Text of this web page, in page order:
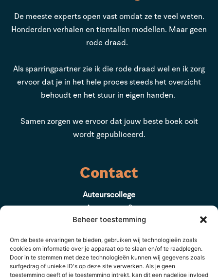
Beheer toestemming
Om de beste ervaringen te bieden, gebruiken wij technologieën zoals
cookies om informatie over je apparaat op te slaan en/of te raadplegen.
Door in te stemmen met deze technologieën kunnen wij gegevens zoals
surfgedrag of unieke ID's op deze site verwerken. Als je geen
toestemming geeft of je toestemming intrekt, kan dit een nadelige invloed
De meeste experts open vast omdat ze te veel weten.
Honderden verhalen en tientallen modellen. Maar geen
rode draad.
Als sparringpartner zie ik die rode draad wel en ik zorg
ervoor dat je in het hele proces steeds het overzicht
behoudt en het stuur in eigen handen.
Samen zorgen we ervoor dat jouw beste boek ooit
wordt gepubliceerd.
Contact
Auteurscollege
9461 GC Gieten
085 8782 832
support@auteurscollege.nl